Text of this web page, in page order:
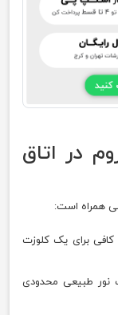
در اتاق
همراه است:
برای یک کلوزت
نور طبیعی محدودی